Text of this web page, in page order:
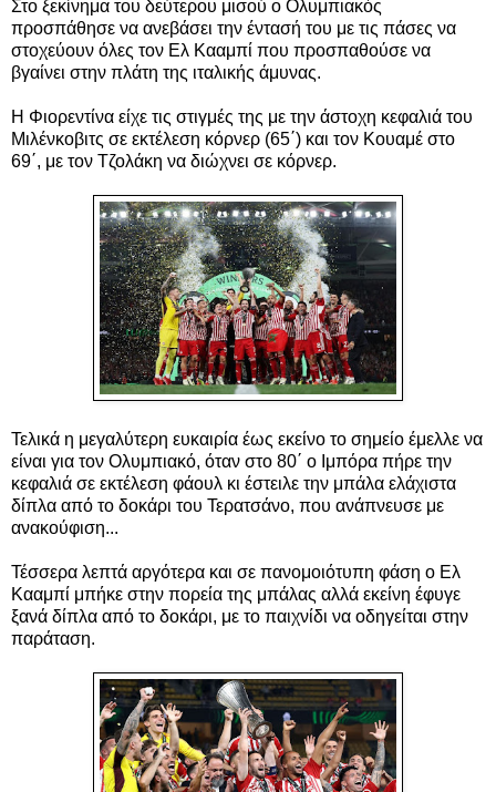
Στο ξεκίνημα του δεύτερου μισού ο Ολυμπιακός
προσπάθησε να ανεβάσει την έντασή του με τις πάσες να
στοχεύουν όλες τον Ελ Κααμπί που προσπαθούσε να
βγαίνει στην πλάτη της ιταλικής άμυνας.
Η Φιορεντίνα είχε τις στιγμές της με την άστοχη κεφαλιά του
Μιλένκοβιτς σε εκτέλεση κόρνερ (65΄) και τον Κουαμέ στο
69΄, με τον Τζολάκη να διώχνει σε κόρνερ.
Τελικά η μεγαλύτερη ευκαιρία έως εκείνο το σημείο έμελλε να
είναι για τον Ολυμπιακό, όταν στο 80΄ ο Ιμπόρα πήρε την
κεφαλιά σε εκτέλεση φάουλ κι έστειλε την μπάλα ελάχιστα
δίπλα από το δοκάρι του Τερατσάνο, που ανάπνευσε με
ανακούφιση...
Τέσσερα λεπτά αργότερα και σε πανομοιότυπη φάση ο Ελ
Κααμπί μπήκε στην πορεία της μπάλας αλλά εκείνη έφυγε
ξανά δίπλα από το δοκάρι, με το παιχνίδι να οδηγείται στην
παράταση.